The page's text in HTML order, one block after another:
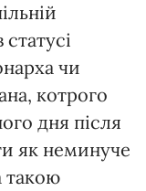
чи
котрого
дня після
як неминуче
такою